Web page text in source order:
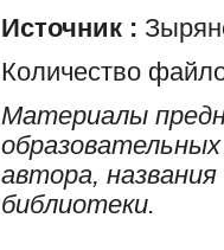
Источник :
Количество
Материалы
автора,
библиотеки.